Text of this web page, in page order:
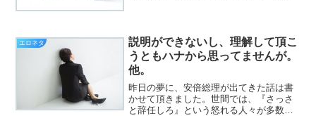
人の意見であることを、強く...
エロネタ
説明ができないし、理解して頂こ
うともハナから思ってませんが。
他。
昨日の夢に、安倍総理が出てきた話は書
かせて頂きました。世間では、『さっさ
と辞任しろ』という怒れる人々が多数い